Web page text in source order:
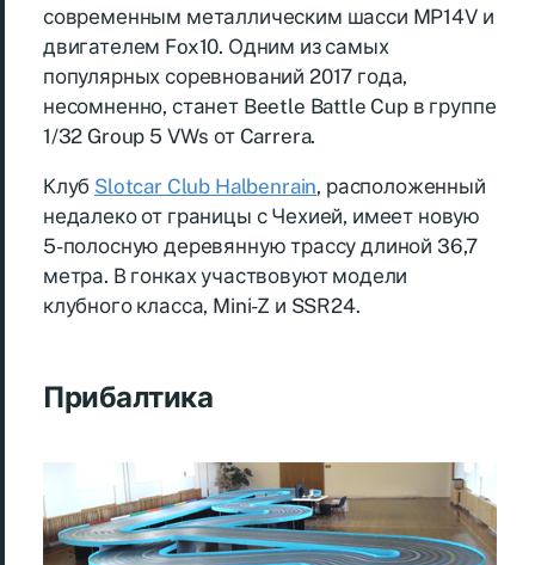
современным металлическим шасси MP14V и
двигателем Fox10. Одним из самых
популярных соревнований 2017 года,
несомненно, станет Beetle Battle Cup в группе
1/32 Group 5 VWs от Carrera.
Клуб Slotcar Club Halbenrain, расположенный
недалеко от границы с Чехией, имеет новую
5-полосную деревянную трассу длиной 36,7
метра. В гонках участвовуют модели
клубного класса, Mini-Z и SSR24.
Прибалтика